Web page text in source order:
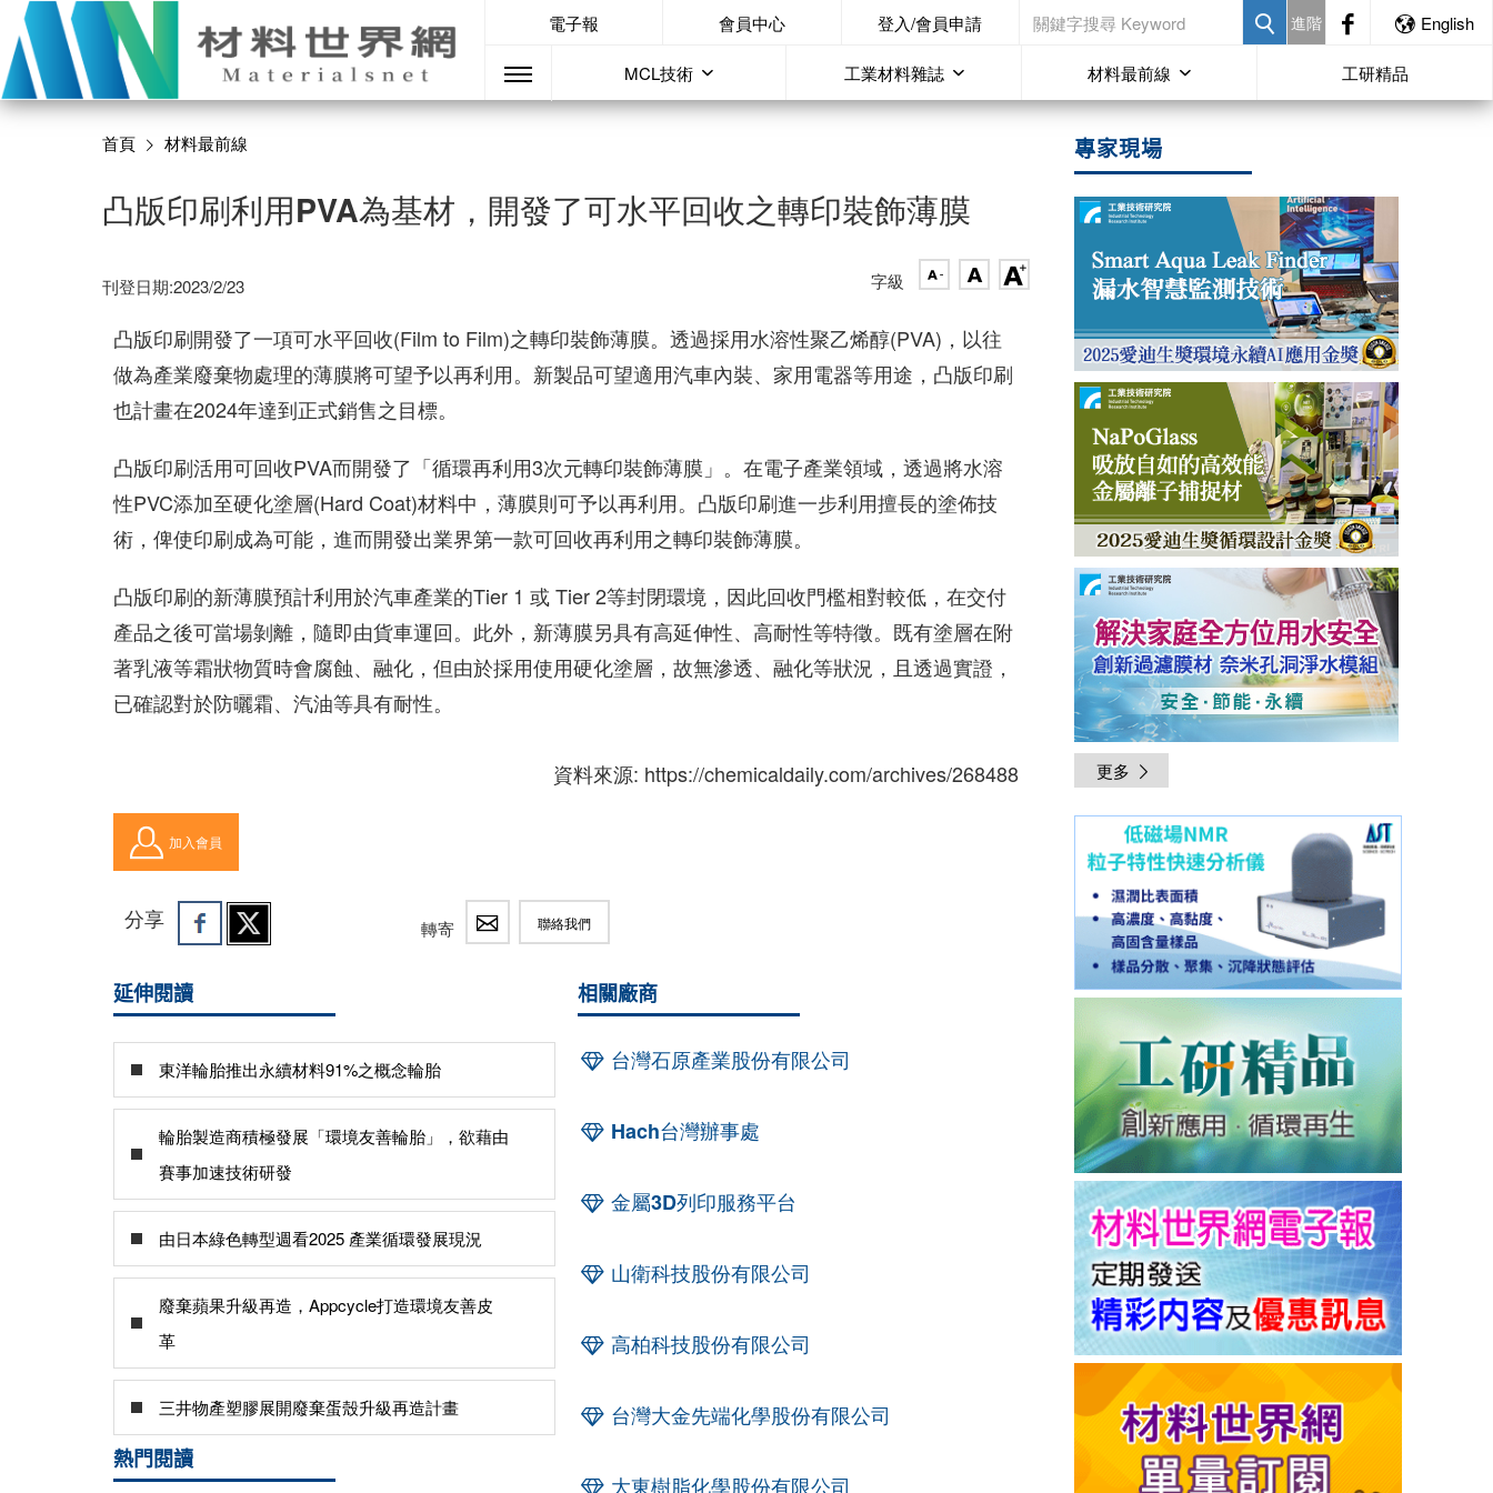
電子報 會員中心 登入/會員申請 進階 English
MCL技術 工業材料雜誌 材料最前線 工研精品
首頁 材料最前線
凸版印刷利用PVA為基材，開發了可水平回收之轉印裝飾薄膜
刊登日期:2023/2/23 字級
凸版印刷開發了一項可水平回收(Film to Film)之轉印裝飾薄膜。透過採用水溶性聚乙烯醇(PVA)，以往
做為產業廢棄物處理的薄膜將可望予以再利用。新製品可望適用汽車內裝、家用電器等用途，凸版印刷
也計畫在2024年達到正式銷售之目標。
凸版印刷活用可回收PVA而開發了「循環再利用3次元轉印裝飾薄膜」。在電子產業領域，透過將水溶
性PVC添加至硬化塗層(Hard Coat)材料中，薄膜則可予以再利用。凸版印刷進一步利用擅長的塗佈技
術，俾使印刷成為可能，進而開發出業界第一款可回收再利用之轉印裝飾薄膜。
凸版印刷的新薄膜預計利用於汽車產業的Tier 1 或 Tier 2等封閉環境，因此回收門檻相對較低，在交付
產品之後可當場剝離，隨即由貨車運回。此外，新薄膜另具有高延伸性、高耐性等特徵。既有塗層在附
著乳液等霜狀物質時會腐蝕、融化，但由於採用使用硬化塗層，故無滲透、融化等狀況，且透過實證，
已確認對於防曬霜、汽油等具有耐性。
資料來源: https://chemicaldaily.com/archives/268488
加入會員
分享 轉寄 聯絡我們
延伸閱讀
東洋輪胎推出永續材料91%之概念輪胎
輪胎製造商積極發展「環境友善輪胎」，欲藉由
賽事加速技術研發
由日本綠色轉型週看2025 產業循環發展現況
廢棄蘋果升級再造，Appcycle打造環境友善皮
革
三井物產塑膠展開廢棄蛋殼升級再造計畫
熱門閱讀
相關廠商
台灣石原產業股份有限公司
Hach台灣辦事處
金屬3D列印服務平台
山衛科技股份有限公司
高柏科技股份有限公司
台灣大金先端化學股份有限公司
大東樹脂化學股份有限公司
專家現場
更多